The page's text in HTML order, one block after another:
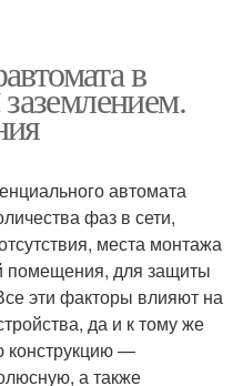
в
автомата
фаз в сети,
места монтажа
помещения, для защиты
эти факторы влияют на
да и к тому же
конструкцию —
а также